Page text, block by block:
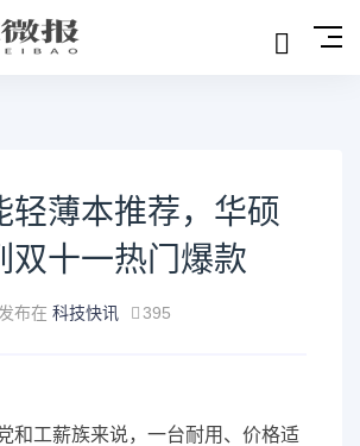
轻薄本推荐，华硕
双十一热门爆款
发布在 科技快讯 395
和工薪族来说，一台耐用、价格适